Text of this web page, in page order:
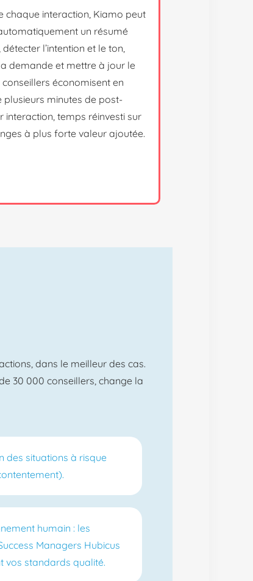
chaque interaction, Kiamo peut
un résumé
l’intention et le ton,
demande et mettre à jour le
conseillers économisent en
plusieurs minutes de post-
interaction, temps réinvesti sur
à plus forte valeur ajoutée.
dans le meilleur des cas.
30 000 conseillers, change la
des situations à risque
humain : les
Managers Hubicus
vos standards qualité.